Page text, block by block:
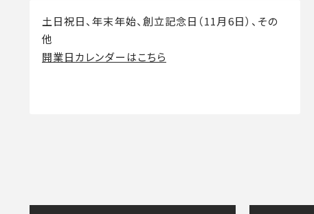
土日祝日、年末年始、創立記念日（11月6日）、その
他
開業日カレンダーはこちら